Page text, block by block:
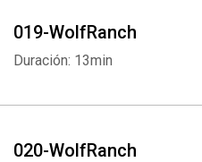
019-WolfRanch
Duración: 13min
020-WolfRanch